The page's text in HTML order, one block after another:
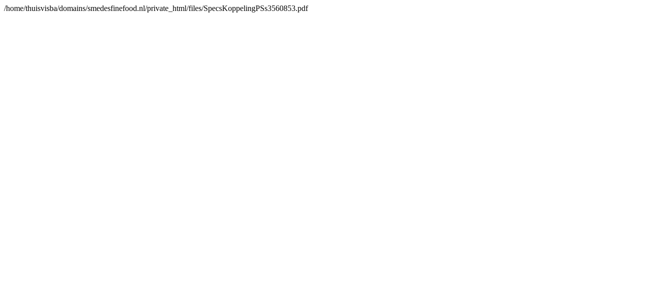
/home/thuisvisba/domains/smedesfinefood.nl/private_html/files/SpecsKoppelingPSs3560853.pdf